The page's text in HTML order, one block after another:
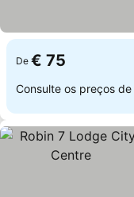
De € 75
Consulte os preços de